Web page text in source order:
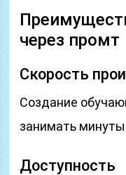
через промт
Скорость
Создание
занимать
Доступность